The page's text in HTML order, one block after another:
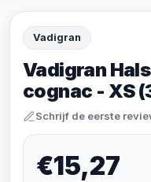
Vadigran
Vadigran
cognac - XS
Schrijf de eerste
€15,27